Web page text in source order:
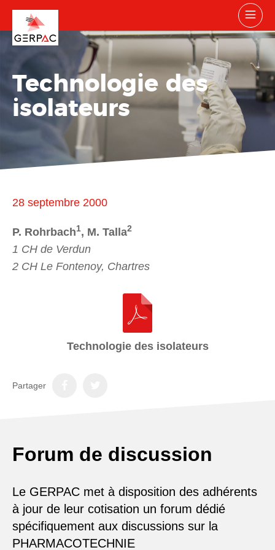
Technologie des
isolateurs
28 septembre 2000
P. Rohrbach1, M. Talla2
1 CH de Verdun
2 CH Le Fontenoy, Chartres
Technologie des isolateurs
Partager
Forum de discussion
Le GERPAC met à disposition des adhérents
à jour de leur cotisation un forum dédié
spécifiquement aux discussions sur la
PHARMACOTECHNIE